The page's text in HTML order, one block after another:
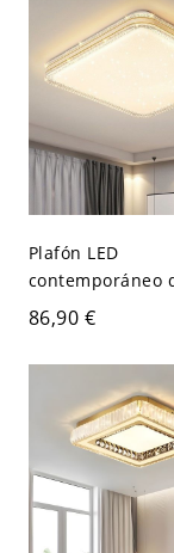
Plafón LED
contemporáneo
regulable, con
cielo estrellado y
metálico
Dorado 110 A
cm Tercer Gear
86,90 €